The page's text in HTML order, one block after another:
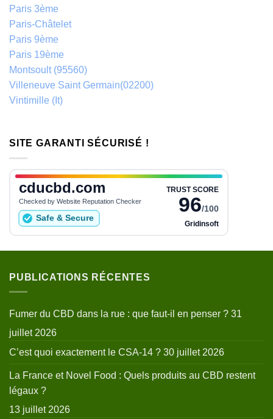
Paris 3ème
Paris-Châtelet
Paris 9ème
Paris 19ème
Montsoult (95560)
Villeneuve Saint Germain(02200)
Vintimille (It)
SITE GARANTI SÉCURISÉ !
PUBLICATIONS RÉCENTES
Fumer du CBD dans la rue : que faut-il en penser ? 31
juillet 2026
C’est quoi exactement le CSA-14 ? 30 juillet 2026
La France et Novel Food : Quels produits au CBD restent
légaux ?
13 juillet 2026